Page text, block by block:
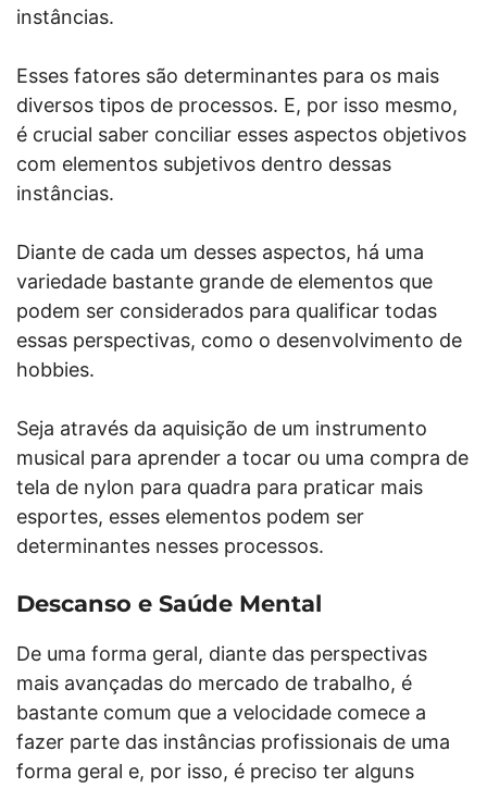
instâncias.
Esses fatores são determinantes para os mais
diversos tipos de processos. E, por isso mesmo,
é crucial saber conciliar esses aspectos objetivos
com elementos subjetivos dentro dessas
instâncias.
Diante de cada um desses aspectos, há uma
variedade bastante grande de elementos que
podem ser considerados para qualificar todas
essas perspectivas, como o desenvolvimento de
hobbies.
Seja através da aquisição de um instrumento
musical para aprender a tocar ou uma compra de
tela de nylon para quadra para praticar mais
esportes, esses elementos podem ser
determinantes nesses processos.
Descanso e Saúde Mental
De uma forma geral, diante das perspectivas
mais avançadas do mercado de trabalho, é
bastante comum que a velocidade comece a
fazer parte das instâncias profissionais de uma
forma geral e, por isso, é preciso ter alguns